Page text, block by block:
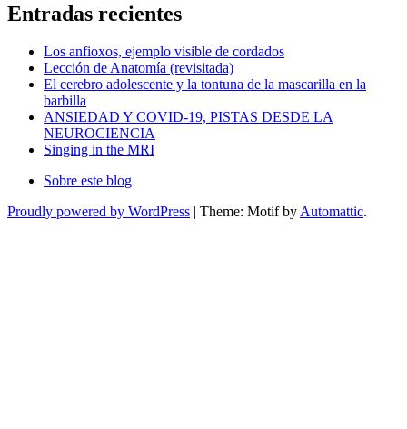
Entradas recientes
Los anfioxos, ejemplo visible de cordados
Lección de Anatomía (revisitada)
El cerebro adolescente y la tontuna de la mascarilla en la
barbilla
ANSIEDAD Y COVID-19, PISTAS DESDE LA
NEUROCIENCIA
Singing in the MRI
Sobre este blog
Proudly powered by WordPress | Theme: Motif byAutomattic.